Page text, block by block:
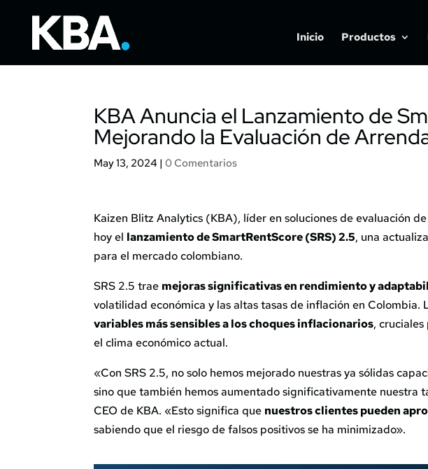
Inicio Productos
KBA Anuncia el Lanzamiento de
Mejorando la Evaluación de
May 13, 2024 |0 Comentarios
Kaizen Blitz Analytics (KBA), líder en soluciones de evaluación
hoy el lanzamiento de SmartRentScore (SRS) 2.5, una
para el mercado colombiano.
SRS 2.5 trae mejoras significativas en rendimiento y
volatilidad económica y las altas tasas de inflación en Colombia.
variables más sensibles a los choques inflacionarios,
el clima económico actual.
«Con SRS 2.5, no solo hemos mejorado nuestras ya sólidas
sino que también hemos aumentado significativamente nuestra
CEO de KBA. «Esto significa que nuestros clientes pueden
sabiendo que el riesgo de falsos positivos se ha minimizado».